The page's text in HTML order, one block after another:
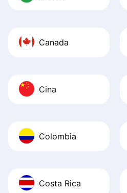
Canada
Cina
Colombia
Costa Rica